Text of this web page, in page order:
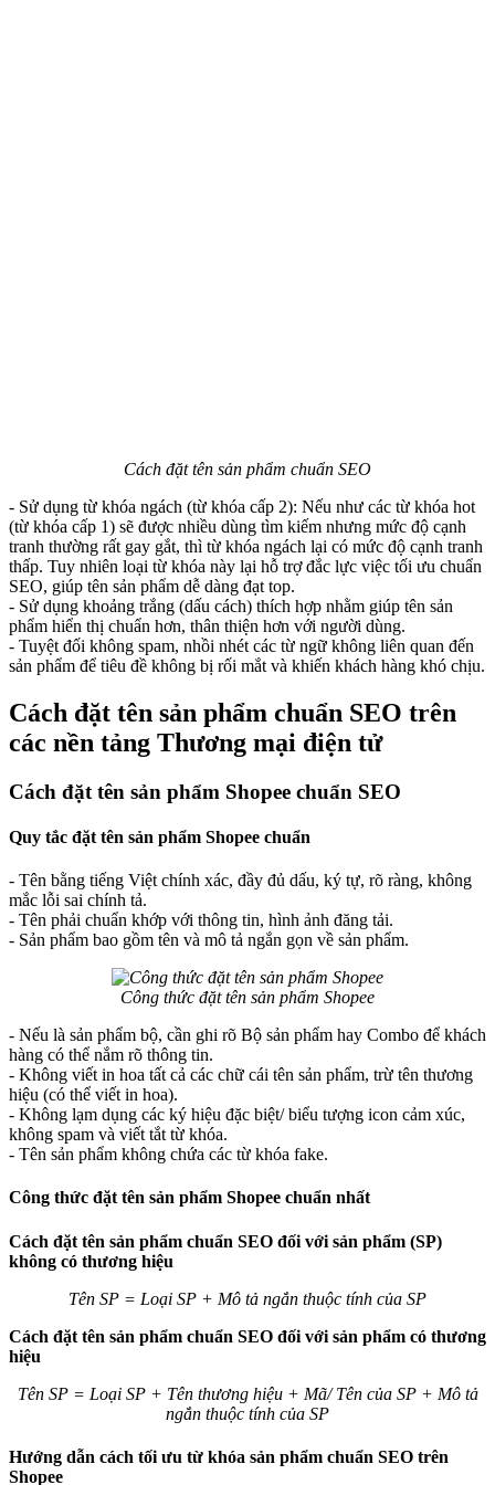
Cách đặt tên sản phẩm chuẩn SEO
- Sử dụng từ khóa ngách (từ khóa cấp 2): Nếu như các từ khóa hot
(từ khóa cấp 1) sẽ được nhiều dùng tìm kiếm nhưng mức độ cạnh
tranh thường rất gay gắt, thì từ khóa ngách lại có mức độ cạnh tranh
thấp. Tuy nhiên loại từ khóa này lại hỗ trợ đắc lực việc tối ưu chuẩn
SEO, giúp tên sản phẩm dễ dàng đạt top.
- Sử dụng khoảng trắng (dấu cách) thích hợp nhằm giúp tên sản
phẩm hiển thị chuẩn hơn, thân thiện hơn với người dùng.
- Tuyệt đối không spam, nhồi nhét các từ ngữ không liên quan đến
sản phẩm để tiêu đề không bị rối mắt và khiến khách hàng khó chịu.
Cách đặt tên sản phẩm chuẩn SEO trên
các nền tảng Thương mại điện tử
Cách đặt tên sản phẩm Shopee chuẩn SEO
Quy tắc đặt tên sản phẩm Shopee chuẩn
- Tên bằng tiếng Việt chính xác, đầy đủ dấu, ký tự, rõ ràng, không
mắc lỗi sai chính tả.
- Tên phải chuẩn khớp với thông tin, hình ảnh đăng tải.
- Sản phẩm bao gồm tên và mô tả ngắn gọn về sản phẩm.
Công thức đặt tên sản phẩm Shopee
- Nếu là sản phẩm bộ, cần ghi rõ Bộ sản phẩm hay Combo để khách
hàng có thể nắm rõ thông tin.
- Không viết in hoa tất cả các chữ cái tên sản phẩm, trừ tên thương
hiệu (có thể viết in hoa).
- Không lạm dụng các ký hiệu đặc biệt/ biểu tượng icon cảm xúc,
không spam và viết tắt từ khóa.
- Tên sản phẩm không chứa các từ khóa fake.
Công thức đặt tên sản phẩm Shopee chuẩn nhất
Cách đặt tên sản phẩm chuẩn SEO đối với sản phẩm (SP)
không có thương hiệu
Tên SP = Loại SP + Mô tả ngắn thuộc tính của SP
Cách đặt tên sản phẩm chuẩn SEO đối với sản phẩm có thương
hiệu
Tên SP = Loại SP + Tên thương hiệu + Mã/ Tên của SP + Mô tả
ngắn thuộc tính của SP
Hướng dẫn cách tối ưu từ khóa sản phẩm chuẩn SEO trên
Shopee